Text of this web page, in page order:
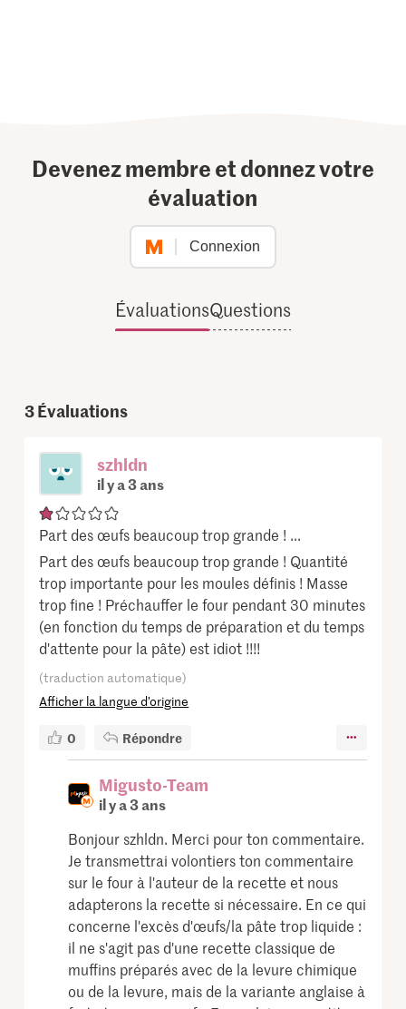
Devenez membre et donnez votre
évaluation
Connexion
ÉvaluationsQuestions
3Évaluations
szhldn
il y a 3 ans
Part des œufs beaucoup trop grande ! ...
Part des œufs beaucoup trop grande ! Quantité
trop importante pour les moules définis ! Masse
trop fine ! Préchauffer le four pendant 30 minutes
(en fonction du temps de préparation et du temps
d'attente pour la pâte) est idiot !!!!
(traduction automatique)
Afficher la langue d’origine
0 Répondre
Migusto-Team
il y a 3 ans
Bonjour szhldn. Merci pour ton commentaire.
Je transmettrai volontiers ton commentaire
sur le four à l'auteur de la recette et nous
adapterons la recette si nécessaire. En ce qui
concerne l'excès d'œufs/la pâte trop liquide :
il ne s'agit pas d'une recette classique de
muffins préparés avec de la levure chimique
ou de la levure, mais de la variante anglaise à